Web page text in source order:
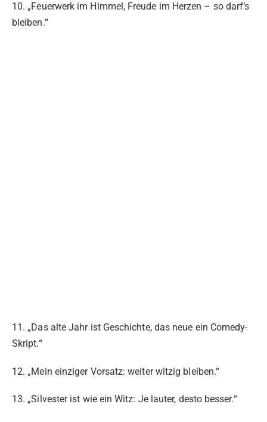
10. „Feuerwerk im Himmel, Freude im Herzen – so darf’s
bleiben.“
11. „Das alte Jahr ist Geschichte, das neue ein Comedy-
Skript.“
12. „Mein einziger Vorsatz: weiter witzig bleiben.“
13. „Silvester ist wie ein Witz: Je lauter, desto besser.“